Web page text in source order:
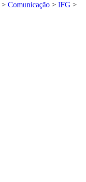
> Comunicação > IFG >